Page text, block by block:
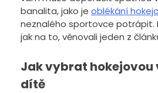
banalita, jako je oblékání
neznalého sportovce potrápit.
jak na to, věnovali jeden z
Jak vybrat
dítě